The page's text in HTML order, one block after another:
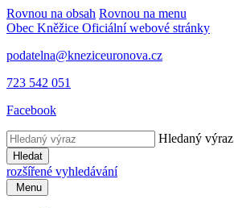
Rovnou na obsah Rovnou na menu
Obec Kněžice Oficiální webové stránky
podatelna@kneziceuronova.cz
723 542 051
Facebook
Hledaný výraz
Hledat
rozšířené vyhledávání
Menu